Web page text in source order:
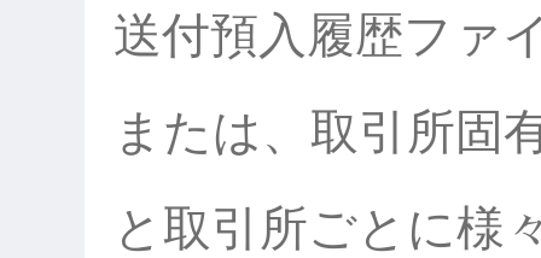
送付預入履歴ファ
または、取引所固
と取引所ごとに様